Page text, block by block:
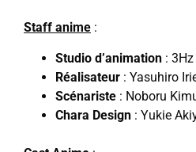
Staff anime :
Studio d’animation : 3Hz
Réalisateur : Yasuhiro
Scénariste : Noboru
Chara Design : Yukie